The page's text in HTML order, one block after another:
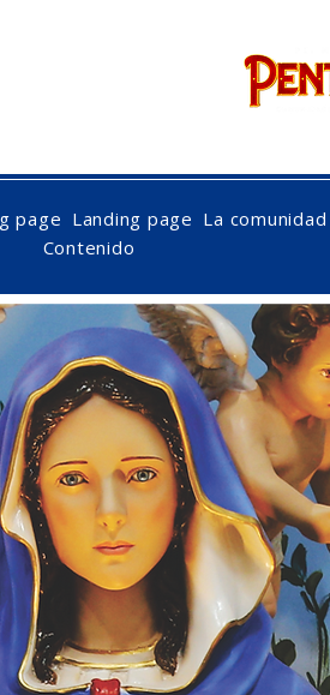
page Landing page La comunidad
Contenido